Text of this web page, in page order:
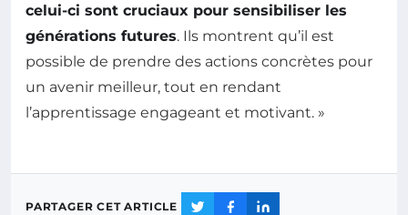
celui-ci sont cruciaux pour sensibiliser les
générations futures. Ils montrent qu’il est
possible de prendre des actions concrètes pour
un avenir meilleur, tout en rendant
l’apprentissage engageant et motivant. »
PARTAGER CET ARTICLE